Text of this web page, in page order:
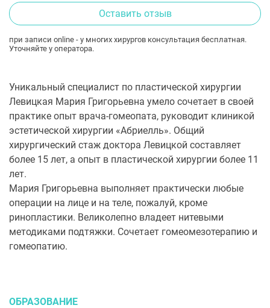
Оставить отзыв
при записи online - у многих хирургов консультация бесплатная.
Уточняйте у оператора.
Уникальный специалист по пластической хирургии
Левицкая Мария Григорьевна умело сочетает в своей
практике опыт врача-гомеопата, руководит клиникой
эстетической хирургии «Абриелль». Общий
хирургический стаж доктора Левицкой составляет
более 15 лет, а опыт в пластической хирургии более 11
лет.
Мария Григорьевна выполняет практически любые
операции на лице и на теле, пожалуй, кроме
ринопластики. Великолепно владеет нитевыми
методиками подтяжки. Сочетает гомеомезотерапию и
гомеопатию.
ОБРАЗОВАНИЕ